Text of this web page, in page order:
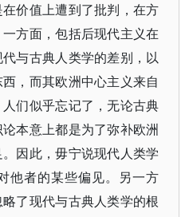
价值上遭到了批判，在方
方面，包括后现代主义在
与古典人类学的差别，以
，而其欧洲中心主义来自
们似乎忘记了，无论古典
本意上都是为了弥补欧洲
因此，毋宁说现代人类学
他者的某些偏见。另一方
了现代与古典人类学的根